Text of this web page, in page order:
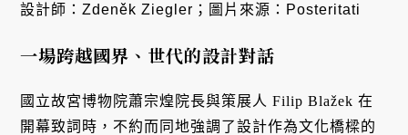
設計師：Zdeněk Ziegler；圖片來源：Posteritati
一場跨越國界、世代的設計對話
國立故宮博物院蕭宗煌院長與策展人 Filip Blažek 在
開幕致詞時，不約而同地強調了設計作為文化橋樑的